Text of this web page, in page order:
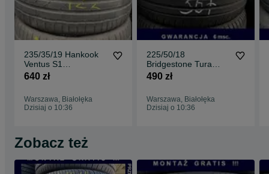
235/35/19 Hankook
Ventus S1
Evo3_6,5mm_2szt_(1
640 zł
Warszawa, Białołęka
Dzisiaj o 10:36
225/50/18
Bridgestone Tura
T001_6,5mm_2szt_(3
490 zł
Warszawa, Białołęka
Dzisiaj o 10:36
Zobacz też